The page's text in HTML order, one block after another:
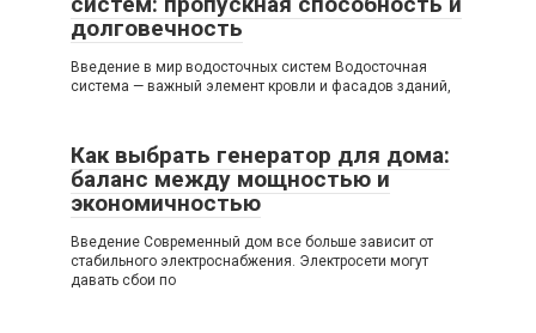
долговечность
Введение в мир водосточных систем Водосточная
система — важный элемент кровли и фасадов зданий,
Как выбрать генератор для дома:
баланс между мощностью и
экономичностью
Введение Современный дом все больше зависит от
стабильного электроснабжения. Электросети могут
давать сбои по